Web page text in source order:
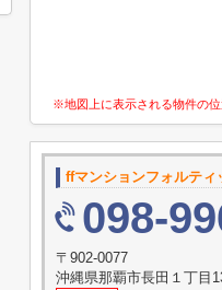
※地図上に表示される物件の位
ffマンションフォルティ
098-
〒902-0077
沖縄県那覇市長田１丁目